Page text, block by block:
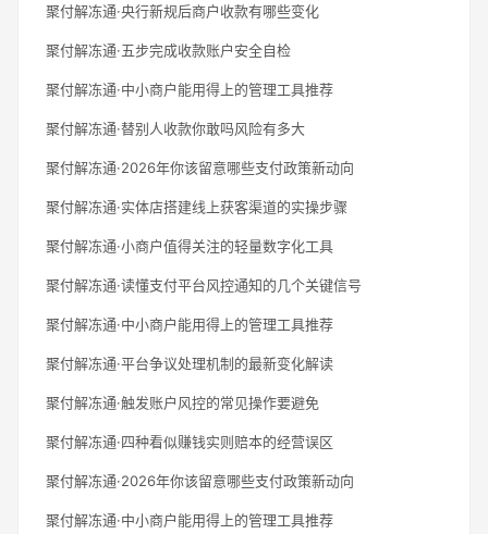
聚付解冻通·央行新规后商户收款有哪些变化
聚付解冻通·五步完成收款账户安全自检
聚付解冻通·中小商户能用得上的管理工具推荐
聚付解冻通·替别人收款你敢吗风险有多大
聚付解冻通·2026年你该留意哪些支付政策新动向
聚付解冻通·实体店搭建线上获客渠道的实操步骤
聚付解冻通·小商户值得关注的轻量数字化工具
聚付解冻通·读懂支付平台风控通知的几个关键信号
聚付解冻通·中小商户能用得上的管理工具推荐
聚付解冻通·平台争议处理机制的最新变化解读
聚付解冻通·触发账户风控的常见操作要避免
聚付解冻通·四种看似赚钱实则赔本的经营误区
聚付解冻通·2026年你该留意哪些支付政策新动向
聚付解冻通·中小商户能用得上的管理工具推荐